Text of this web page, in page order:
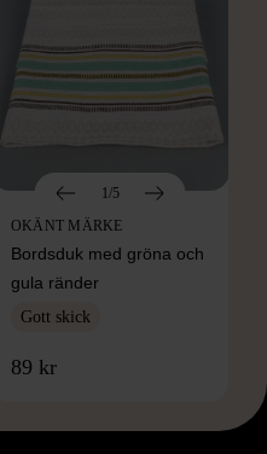
1/5
OKÄNT MÄRKE
Bordsduk med gröna och
gula ränder
Gott skick
89 kr